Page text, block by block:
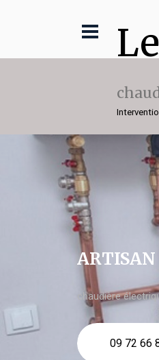
ARTISAN
chaudière
09 72 66